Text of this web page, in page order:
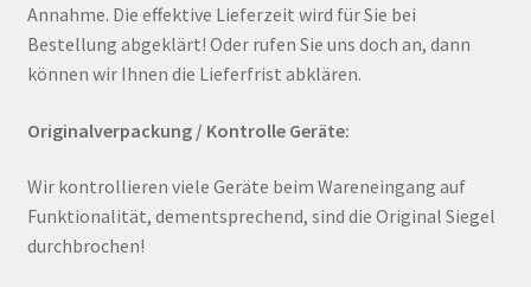
Annahme. Die effektive Lieferzeit wird für Sie bei
Bestellung abgeklärt! Oder rufen Sie uns doch an, dann
können wir Ihnen die Lieferfrist abklären.
Originalverpackung / Kontrolle Geräte:
Wir kontrollieren viele Geräte beim Wareneingang auf
Funktionalität, dementsprechend, sind die Original Siegel
durchbrochen!